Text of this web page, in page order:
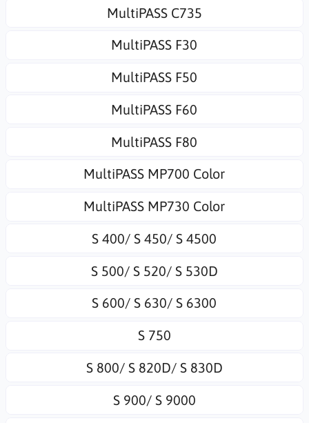
MultiPASS C735
MultiPASS F30
MultiPASS F50
MultiPASS F60
MultiPASS F80
MultiPASS MP700 Color
MultiPASS MP730 Color
S 400/ S 450/ S 4500
S 500/ S 520/ S 530D
S 600/ S 630/ S 6300
S 750
S 800/ S 820D/ S 830D
S 900/ S 9000